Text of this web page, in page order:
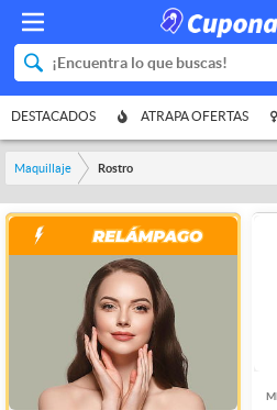
DESTACADOS ATRAPA OFERTAS
Maquillaje Rostro